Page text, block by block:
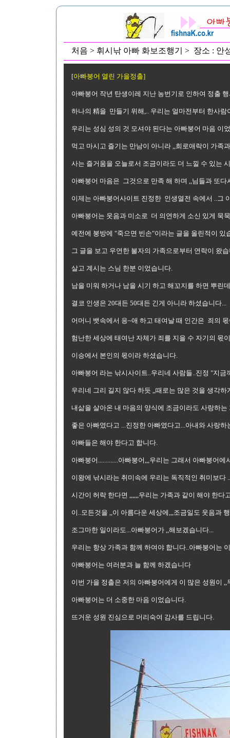
처음 > 휘시낚 아빠 화보조행기 > 장소 : 안
[아빠붕어 열린 가을정출]
아빠붕어 작년 탄생이레 지난 농번기로 인하여 정출
하나의 精을 만들기 위해,.. 우리는 얼마전부터 한사람
우리는 성심 성의 것 모셔야 된다는 아빠붕어 마음 이
먹고 마시고 즐기는 만남이 아니라 ,,희로애락이 가족
사는 즐거움을 오늘로서 조금이라도 더 느낄 수 있는
아빠붕어 마음은 그것으로 만족 해 하며 ,,님들과 또다
이제는 아빠붕어사이트 진정한 인생열전 속에서 ..그
아빠붕어는 웃음과 미소로 더 의연하게 소신 있게 묵
예전에 붕방에 "죽으면 빈손"이라는 글을 올린적이 있
그 글을 보고 우연한 불자의 가족으로부터 연락이 왔
살고 계시는 스님 한분 이었습니다.
남을 미워 하거나 남을 시기 하고 해꼬지를 하면 뿌린
결코 인생은 20대든 50대든 긴게 아니라 하셨습니다...
어머니 뱃속에서 응~애 하고 태여날 때 인간은 죄의
험난한 세상에 태여난 자체가 죄를 지을 수 자기의 몫
이승에서 본인의 몫이라 하셨습니다.
아빠붕어 라는 낚시사이트..우리네 사람들..진정 "지금
우리네 그리 길지 않다 하듯 ,,때로는 많은 것을 생각하
내삶을 살아온 내 마음의 양식에 조금이라도 사랑하
좋은 아빠였다고 ...진정한 아빠였다고...아내와 사랑
아빠들은 해야 한다고 합니다.
아빠붕어.............아빠붕어,,,우리는 그래서 아빠붕어에
이왕에 낚시라는 취미속에 우리는 독직적인 취미보다
시간이 허락 한다면 ,,,,,,우리는 가족과 같이 해야 한다
이..모든것을 ,,이 아름다운 세상에,,,조금일도 웃음과
조그마한 일이라도...아빠붕어가 ,,해보겠습니다...
우리는 항상 가족과 함께 하여야 합니다..아빠붕어는
아빠붕어는 여러분과 늘 함께 하겠습니다
이번 가을 정출은 저의 아빠붕어에게 이 많은 성원이
아빠붕어는 더 소중한 마음 이었습니다.
뜨거운 성원 진심으로 머리숙여 감사를 드립니다.